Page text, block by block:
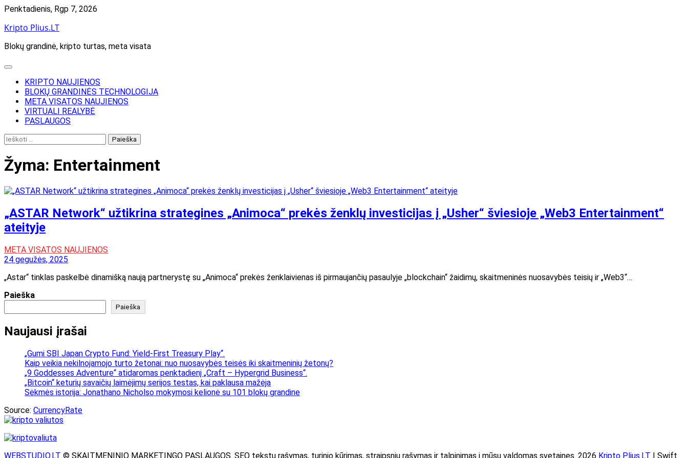
Skip
content
Penktadienis, Rgp 7, 2026
Kripto Plius.LT
Blokų grandinė, kripto turtas, meta visata
KRIPTO NAUJIENOS
BLOKŲ GRANDINĖS TECHNOLOGIJA
META VISATOS NAUJIENOS
VIRTUALI REALYBĖ
PASLAUGOS
Ieškoti:
Žyma: Entertainment
„ASTAR Network“ užtikrina strategines „Animoca“ prekės ženklų investicijas į „Usher“ šviesioje „Web3 Entertainment“
ateityje
META VISATOS NAUJIENOS
24 gegužės, 2025
„Astar“ tinklas paskelbė dinamišką naują partnerystę su „Animoca“ prekės ženklaivienas iš pirmaujančių pasaulyje „blockchain“ žaidimų, skaitmeninės nuosavybės teisių ir „Web3“…
Paieška
Paieška
Naujausi įrašai
„Gumi SBI Japan Crypto Fund: Yield-First Treasury Play“.
Kaip veikia nekilnojamojo turto žetonai: nuo nuosavybės teisės iki skaitmeninių žetonų?
„9 Goddesses Adventure“ atidaromas penktadienį „Craft – Hypergrid Business“.
„Bitcoin“ keturių savaičių laimėjimų serijos testas, kai paklausa mažėja
Sėkmės istorija: Jonathano Nicholso mokymosi kelionė su 101 blokų grandine
Source: CurrencyRate
WEBSTUDIO.LT © SKAITMENINIO MARKETINGO PASLAUGOS. SEO tekstų rašymas, turinio kūrimas, straipsnių rašymas ir talpinimas į mūsų valdomas svetaines. 2026 Kripto Plius.LT | Swift